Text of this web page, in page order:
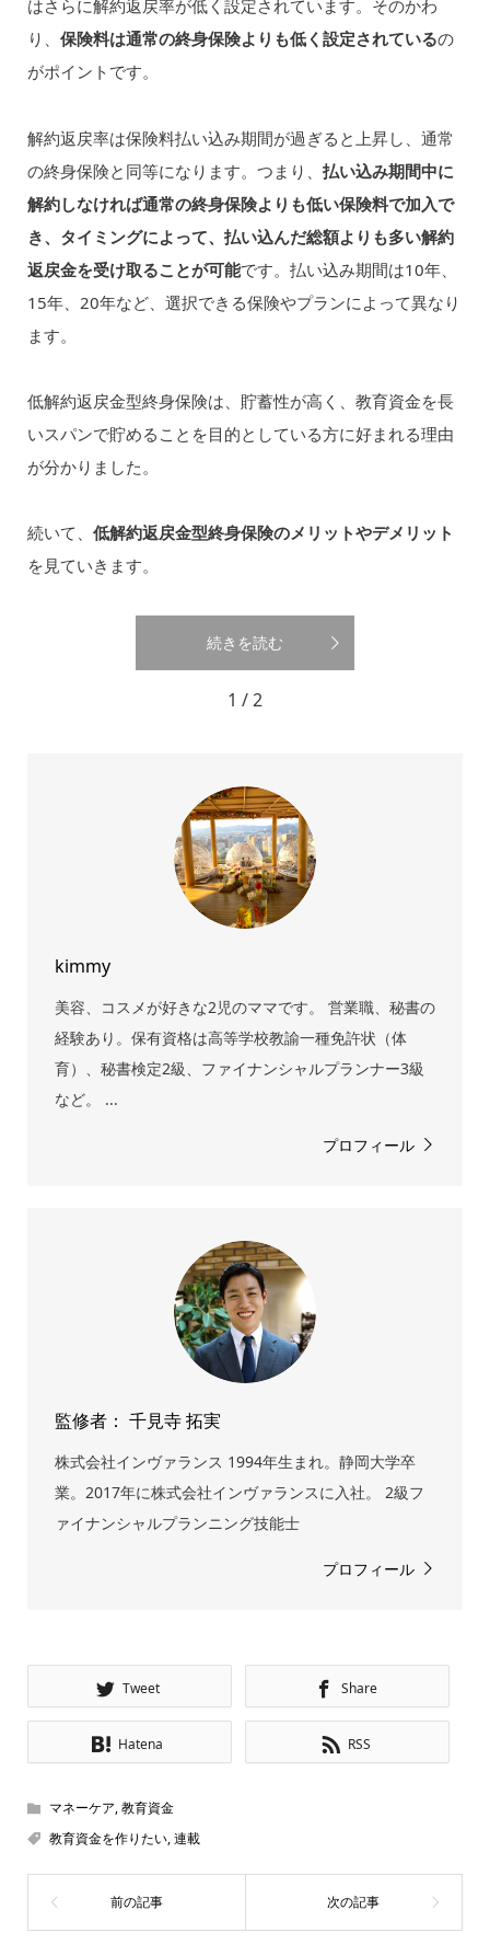
はさらに解約返戻率が低く設定されています。そのかわ
り、 保険料は通常の終身保険よりも低く設定されているの
がポイントです。
解約返戻率は保険料払い込み期間が過ぎると上昇し、通常
の終身保険と同等になります。つまり、 払い込み期間中に
解約しなければ通常の終身保険よりも低い保険料で加入で
き、タイミングによって、払い込んだ総額よりも多い解約
返戻金を受け取ることが可能です。払い込み期間は10年、
15年、20年など、選択できる保険やプランによって異なり
ます。
低解約返戻金型終身保険は、貯蓄性が高く、教育資金を長
いスパンで貯めることを目的としている方に好まれる理由
が分かりました。
続いて、 低解約返戻金型終身保険のメリットやデメリット
を見ていきます。
続きを読む
1 / 2
kimmy
美容、コスメが好きな2児のママです。 営業職、秘書の
経験あり。保有資格は高等学校教諭一種免許状（体
育）、秘書検定2級、ファイナンシャルプランナー3級
など。 ...
プロフィール
監修者： 千見寺 拓実
株式会社インヴァランス 1994年生まれ。静岡大学卒
業。2017年に株式会社インヴァランスに入社。 2級フ
ァイナンシャルプランニング技能士
プロフィール
Tweet Share
Hatena RSS
マネーケア,教育資金
教育資金を作りたい,連載